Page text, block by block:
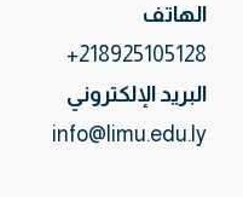
الهاتف
218925105128+
البريد الإلكتروني
info@limu.edu.ly